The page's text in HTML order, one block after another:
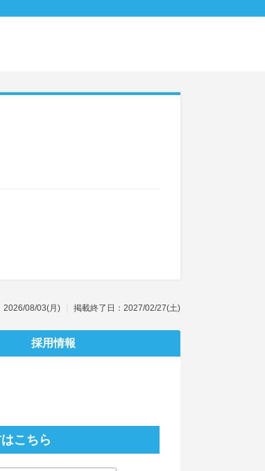
2026/08/03(月) 掲載終了日：2027/02/27(土)
採用情報
こちら